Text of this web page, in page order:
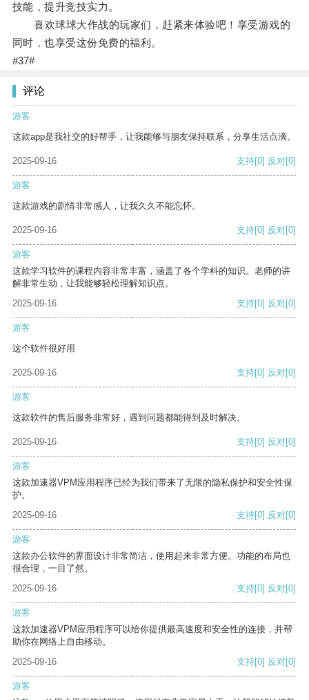
技能，提升竞技实力。
喜欢球球大作战的玩家们，赶紧来体验吧！享受游戏的
同时，也享受这份免费的福利。
#37#
评论
游客
这款app是我社交的好帮手，让我能够与朋友保持联系，分享生活点滴。
2025-09-16 支持[0] 反对[0]
游客
这款游戏的剧情非常感人，让我久久不能忘怀。
2025-09-16 支持[0] 反对[0]
游客
这款学习软件的课程内容非常丰富，涵盖了各个学科的知识。老师的讲
解非常生动，让我能够轻松理解知识点。
2025-09-16
支持[0] 反对[0]
游客
这个软件很好用
2025-09-16 支持[0] 反对[0]
游客
这款软件的售后服务非常好，遇到问题都能得到及时解决。
2025-09-16 支持[0] 反对[0]
游客
这款加速器VPM应用程序已经为我们带来了无限的隐私保护和安全性保
护。
2025-09-16
支持[0] 反对[0]
游客
这款办公软件的界面设计非常简洁，使用起来非常方便。功能的布局也
很合理，一目了然。
2025-09-16
支持[0] 反对[0]
游客
这款加速器VPM应用程序可以给你提供最高速度和安全性的连接，并帮
助你在网络上自由移动。
2025-09-16
支持[0] 反对[0]
游客